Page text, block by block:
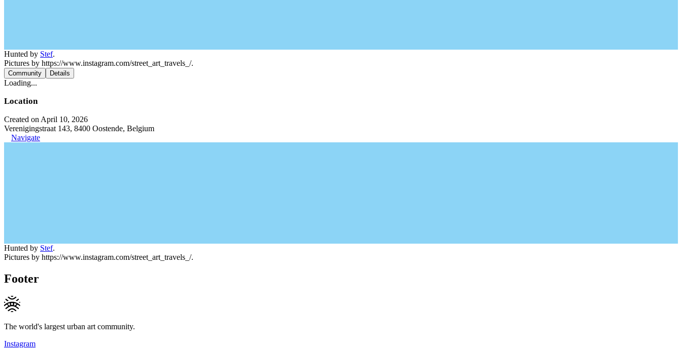
Hunted by Stef.
Pictures by https://www.instagram.com/street_art_travels_/.
Community Details
Loading...
Location
Created on April 10, 2026
Verenigingstraat 143, 8400 Oostende, Belgium
Navigate
Hunted by Stef.
Pictures by https://www.instagram.com/street_art_travels_/.
Footer
The world's largest urban art community.
Instagram